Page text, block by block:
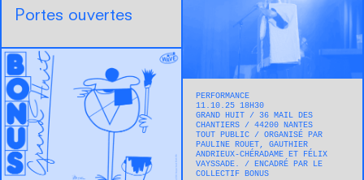
Portes ouvertes
PERFORMANCE
11.10.25 18H30
GRAND HUIT
36 MAIL DES
CHANTIERS
44200 NANTES
TOUT PUBLIC
ORGANISÉ PAR
PAULINE ROUET, GAUTHIER
ANDRIEUX-CHÉRADAME ET FÉLIX
VAYSSADE.
ENCADRÉ PAR LE
COLLECTIF BONUS